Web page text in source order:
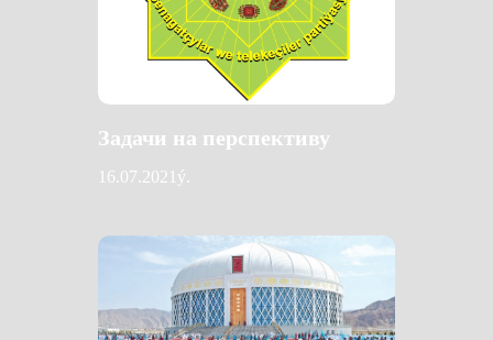
Задачи на перспективу
16.07.2021ý.